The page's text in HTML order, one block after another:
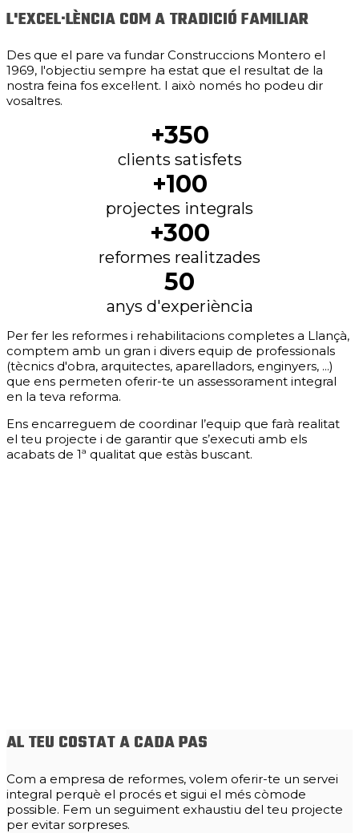
L'EXCEL·LÈNCIA COM A TRADICIÓ FAMILIAR
Des que el pare va fundar Construccions Montero el
1969, l'objectiu sempre ha estat que el resultat de la
nostra feina fos excel·lent. I això només ho podeu dir
vosaltres.
+350
clients satisfets
+100
projectes integrals
+300
reformes realitzades
50
anys d'experiència
Per fer les reformes i rehabilitacions completes a Llançà,
comptem amb un gran i divers equip de professionals
(tècnics d'obra, arquitectes, aparelladors, enginyers, ...)
que ens permeten oferir-te un assessorament integral
en la teva reforma.
Ens encarreguem de coordinar l’equip que farà realitat
el teu projecte i de garantir que s’executi amb els
acabats de 1ª qualitat que estàs buscant.
AL TEU COSTAT A CADA PAS
Com a empresa de reformes, volem oferir-te un servei
integral perquè el procés et sigui el més còmode
possible. Fem un seguiment exhaustiu del teu projecte
per evitar sorpreses.